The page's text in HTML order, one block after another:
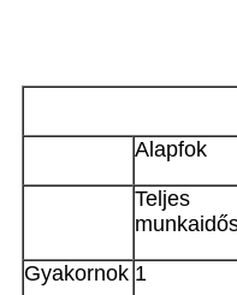
Alapfok
Teljes
Gyakornok 1